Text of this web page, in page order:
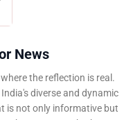
News
the reflection is real.
diverse and dynamic
is not only informative but